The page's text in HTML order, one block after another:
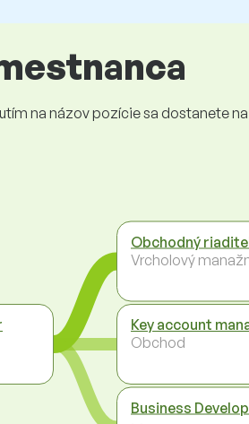
na názov pozície sa dostanete
Obchodný
Vrcholový
Key account
Obchod
Business